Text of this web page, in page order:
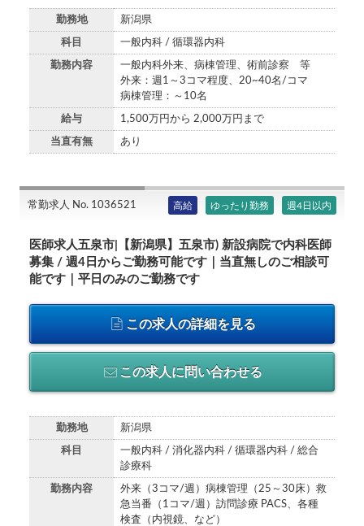
勤務地 新潟県
科目 一般内科 / 循環器内科
勤務内容
一般内科外来、病棟管理、術前診察 等
外来：週1～3コマ程度、20~40名/コマ
病棟管理：～10名
給与 1,500万円から 2,000万円まで
当直有無 あり
常勤求人 No. 1036521 高給 ゆったり勤務 週4日以内
医師求人五泉市|【新潟県】五泉市) 新設病院で内科医師
募集 / 週4日からご勤務可能です｜当直無しのご相談可
能です｜平日のみのご勤務です
この求人の詳細を見る
この求人に問い合わせる
勤務地 新潟県
科目
一般内科 / 消化器内科 / 循環器内科 / 総合
診療科
勤務内容
外来（3コマ/週）病棟管理（25～30床）救
急当番（1コマ/週）訪問診療 PACS、各種
検査（内視鏡、など）